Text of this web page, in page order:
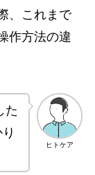
、これまで
作方法の違
ヒトケア
た